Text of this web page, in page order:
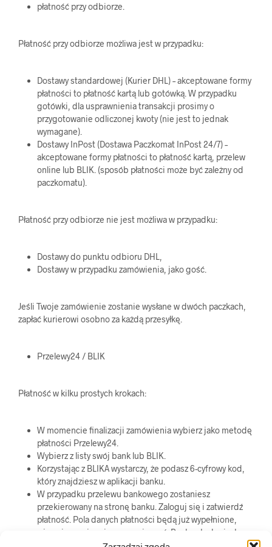
płatność przy odbiorze.
Płatność przy odbiorze możliwa jest w przypadku:
Dostawy standardowej (Kurier DHL) – akceptowane formy
płatności to płatność kartą lub gotówką. W przypadku
gotówki, dla usprawnienia transakcji prosimy o
przygotowanie odliczonej kwoty (nie jest to jednak
wymagane).
Dostawy InPost (Dostawa Paczkomat InPost 24/7) –
akceptowane formy płatności to płatność kartą, przelew
online lub BLIK. (sposób płatności może być zależny od
paczkomatu).
Płatność przy odbiorze nie jest możliwa w przypadku:
Dostawy do punktu odbioru DHL,
Dostawy w przypadku zamówienia, jako gość.
Jeśli Twoje zamówienie zostanie wysłane w dwóch paczkach,
zapłać kurierowi osobno za każdą przesyłkę.
Przelewy24 / BLIK
Płatność w kilku prostych krokach:
W momencie finalizacji zamówienia wybierz jako metodę
płatności Przelewy24.
Wybierz z listy swój bank lub BLIK.
Korzystając z BLIKA wystarczy, że podasz 6-cyfrowy kod,
który znajdziesz w aplikacji banku.
W przypadku przelewu bankowego zostaniesz
przekierowany na stronę banku. Zaloguj się i zatwierdź
płatność. Pola danych płatności będą już wypełnione,
więc nie musisz niczego wpisywać. Bank natychmiast
wyświetli potwierdzenie płatności.